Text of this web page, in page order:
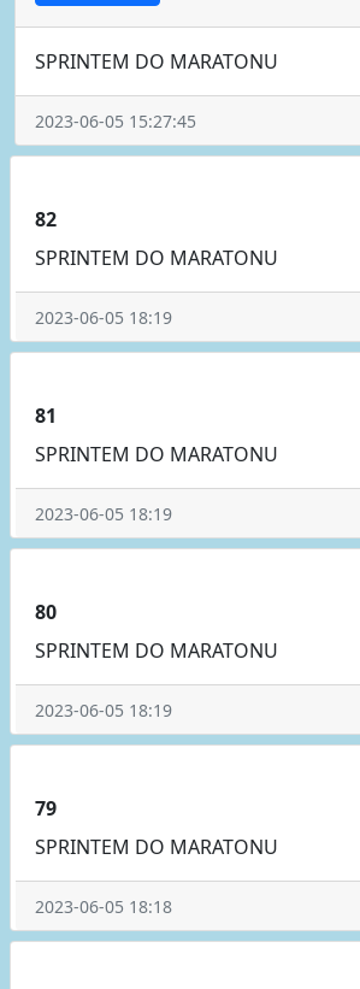
SPRINTEM DO MARATONU
2023-06-05 15:27:45
82
SPRINTEM DO MARATONU
2023-06-05 18:19
81
SPRINTEM DO MARATONU
2023-06-05 18:19
80
SPRINTEM DO MARATONU
2023-06-05 18:19
79
SPRINTEM DO MARATONU
2023-06-05 18:18